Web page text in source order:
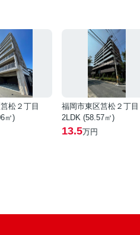
松２丁目
㎡)
福岡市東区筥松２丁目
2LDK (58.57㎡)
13.5万円